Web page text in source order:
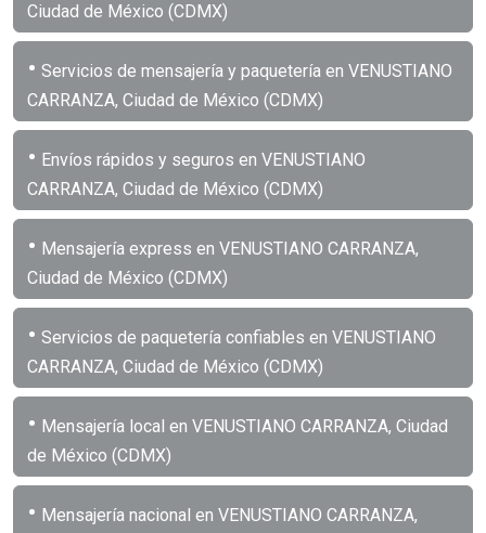
Ciudad de México (CDMX)
• Servicios de mensajería y paquetería en VENUSTIANO
CARRANZA, Ciudad de México (CDMX)
• Envíos rápidos y seguros en VENUSTIANO
CARRANZA, Ciudad de México (CDMX)
• Mensajería express en VENUSTIANO CARRANZA,
Ciudad de México (CDMX)
• Servicios de paquetería confiables en VENUSTIANO
CARRANZA, Ciudad de México (CDMX)
• Mensajería local en VENUSTIANO CARRANZA, Ciudad
de México (CDMX)
• Mensajería nacional en VENUSTIANO CARRANZA,